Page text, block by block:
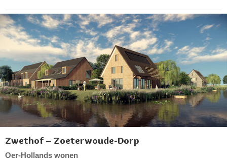
Zwethof – Zoeterwoude-Dorp
Oer-Hollands wonen